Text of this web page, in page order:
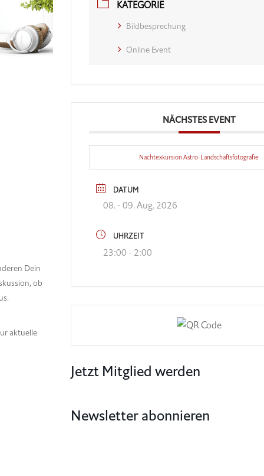
Dein
ob
aktuelle
KATEGORIE
Bildbesprechung
Online Event
NÄCHSTES EVENT
Nachtexkursion Astro-Landschaftsfotografie
DATUM
08. - 09. Aug. 2026
UHRZEIT
23:00 - 2:00
Jetzt Mitglied werden
Newsletter abonnieren